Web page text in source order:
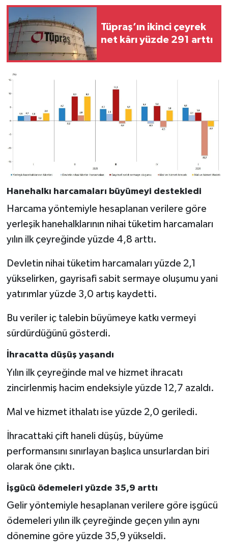
Tüpraş’ın ikinci çeyrek
net kârı yüzde 291 arttı
Hanehalkı harcamaları büyümeyi destekledi
Harcama yöntemiyle hesaplanan verilere göre
yerleşik hanehalklarının nihai tüketim harcamaları
yılın ilk çeyreğinde yüzde 4,8 arttı.
Devletin nihai tüketim harcamaları yüzde 2,1
yükselirken, gayrisafi sabit sermaye oluşumu yani
yatırımlar yüzde 3,0 artış kaydetti.
Bu veriler iç talebin büyümeye katkı vermeyi
sürdürdüğünü gösterdi.
İhracatta düşüş yaşandı
Yılın ilk çeyreğinde mal ve hizmet ihracatı
zincirlenmiş hacim endeksiyle yüzde 12,7 azaldı.
Mal ve hizmet ithalatı ise yüzde 2,0 geriledi.
İhracattaki çift haneli düşüş, büyüme
performansını sınırlayan başlıca unsurlardan biri
olarak öne çıktı.
İşgücü ödemeleri yüzde 35,9 arttı
Gelir yöntemiyle hesaplanan verilere göre işgücü
ödemeleri yılın ilk çeyreğinde geçen yılın aynı
dönemine göre yüzde 35,9 yükseldi.